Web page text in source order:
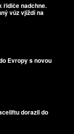
řidiče nadchne.
vůz vjíždí na
Evropy s novou
dorazil do